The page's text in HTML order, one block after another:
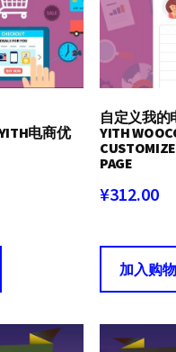
电商优
自定义我的
YITH
PAGE
¥312.00
加入购